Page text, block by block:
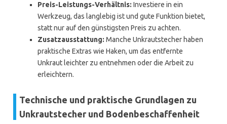
Preis-Leistungs-Verhältnis: Investiere in ein
Werkzeug, das langlebig ist und gute Funktion bietet,
statt nur auf den günstigsten Preis zu achten.
Zusatzausstattung: Manche Unkrautstecher haben
praktische Extras wie Haken, um das entfernte
Unkraut leichter zu entnehmen oder die Arbeit zu
erleichtern.
Technische und praktische Grundlagen zu
Unkrautstecher und Bodenbeschaffenheit